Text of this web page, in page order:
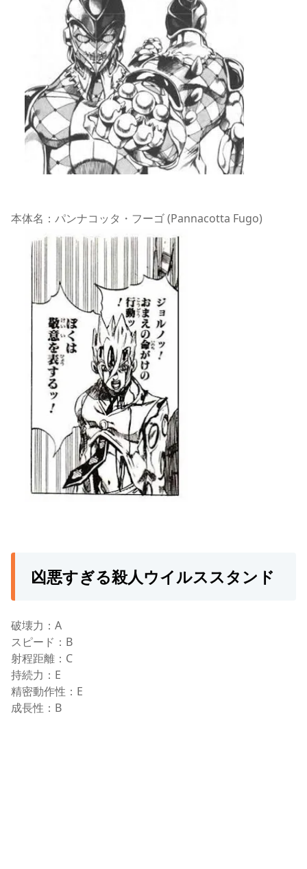
本体名：パンナコッタ・フーゴ (Pannacotta Fugo)
凶悪すぎる殺人ウイルススタンド
破壊力：A
スピード：B
射程距離：C
持続力：E
精密動作性：E
成長性：B